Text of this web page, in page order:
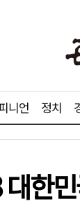
니언 정치
한